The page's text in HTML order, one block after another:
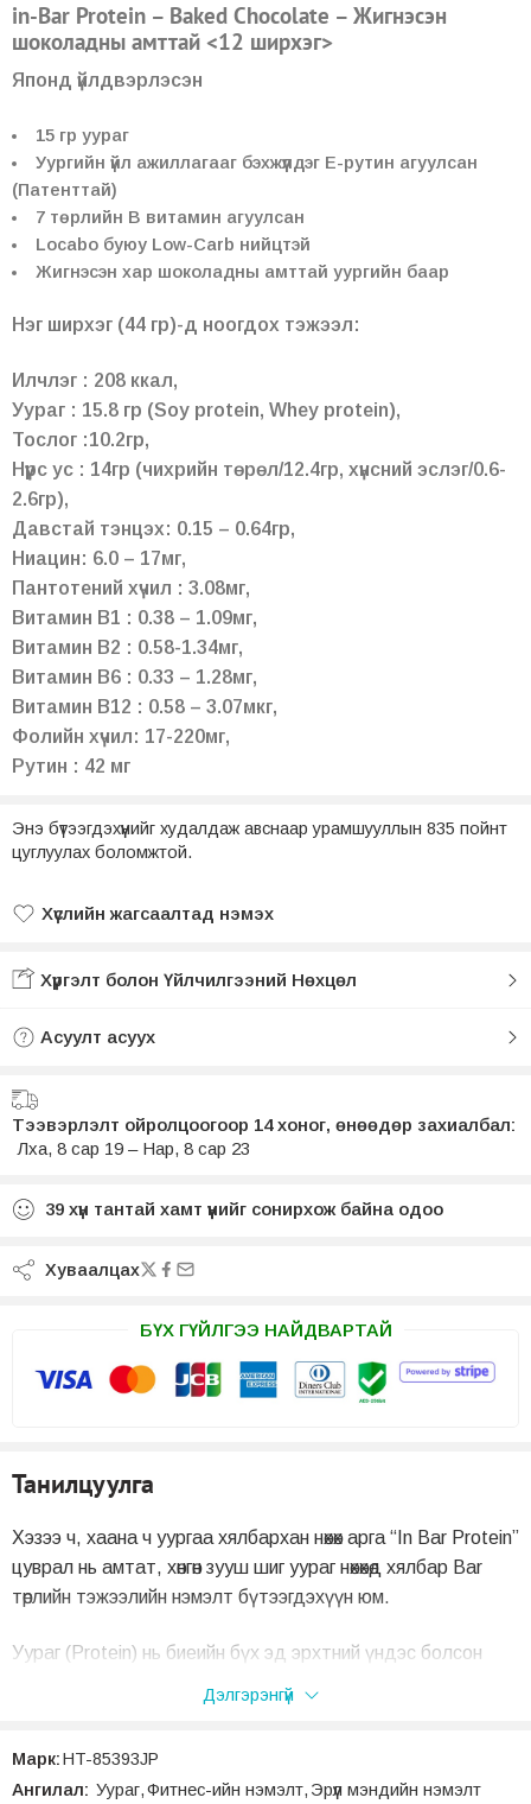
in-Bar Protein – Baked Chocolate – Жигнэсэн
шоколадны амттай <12 ширхэг>
Японд үйлдвэрлэсэн
15 гр уураг
Уургийн үйл ажиллагааг бэхжүүлдэг Е-рутин агуулсан
(Патенттай)
7 төрлийн В витамин агуулсан
Locabo буюу Low-Carb нийцтэй
Жигнэсэн хар шоколадны амттай уургийн баар
Нэг ширхэг (44 гр)-д ноогдох тэжээл:
Илчлэг : 208 ккал,
Уураг : 15.8 гр (Soy protein, Whey protein),
Тослог :10.2гр,
Нүүрс ус : 14гр (чихрийн төрөл/12.4гр, хүнсний эслэг/0.6-
2.6гр),
Давстай тэнцэх: 0.15 – 0.64гр,
Ниацин: 6.0 – 17мг,
Пантотений хүчил : 3.08мг,
Витамин В1 : 0.38 – 1.09мг,
Витамин В2 : 0.58-1.34мг,
Витамин В6 : 0.33 – 1.28мг,
Витамин В12 : 0.58 – 3.07мкг,
Фолийн хүчил: 17-220мг,
Рутин : 42 мг
Энэ бүтээгдэхүүнийг худалдаж авснаар урамшууллын 835 пойнт
цуглуулах боломжтой.
Хүслийн жагсаалтад нэмэх
Хүргэлт болон Үйлчилгээний Нөхцөл
Асуулт асуух
Тээвэрлэлт ойролцоогоор 14 хоног, өнөөдөр захиалбал:
Лха, 8 сар 19 – Нар, 8 сар 23
39 хүн тантай хамт үүнийг сонирхож байна одоо
Хуваалцах
БҮХ ГҮЙЛГЭЭ НАЙДВАРТАЙ
Танилцуулга
Хэзээ ч, хаана ч уургаа хялбархан нөхөх арга “In Bar Protein”
цуврал нь амтат, хөнгөн зууш шиг уураг нөхөхөд хялбар Bar
төрлийн тэжээлийн нэмэлт бүтээгдэхүүн юм.
Уураг (Protein) нь биеийн бүх эд эрхтний үндэс болсон
шаардлагатай 15 гр-аас дээш уураг, 7 төрлийн В витамин
агуулдаг. Цаашилбал, энэ нь уургийн ажиллагааг
Дэлгэрэнгүй
Марк:HT-85393JP
Ангилал: Уураг,Фитнес-ийн нэмэлт, Эрүүл мэндийн нэмэлт